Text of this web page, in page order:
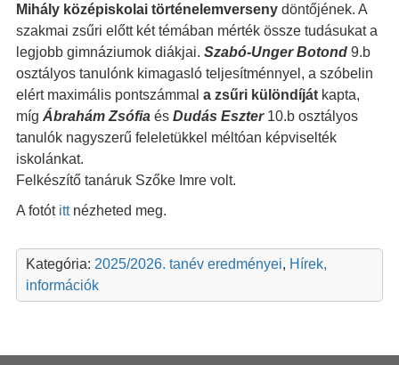
Mihály középiskolai történelemversenydöntőjének. A
szakmai zsűri előtt két témában mérték össze tudásukat a
legjobb gimnáziumok diákjai. Szabó-Unger Botond 9.b
osztályos tanulónk kimagasló teljesítménnyel, a szóbelin
elért maximális pontszámmal a zsűri különdíjátkapta,
míg Ábrahám Zsófia ésDudás Eszter 10.b osztályos
tanulók nagyszerű feleletükkel méltóan képviselték
iskolánkat.
Felkészítő tanáruk Szőke Imre volt.
A fotót ittnézheted meg.
Kategória: 2025/2026. tanév eredményei, Hírek,
információk